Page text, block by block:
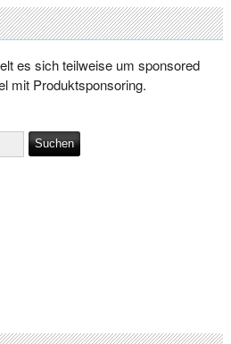
es sich teilweise um sponsored
mit Produktsponsoring.